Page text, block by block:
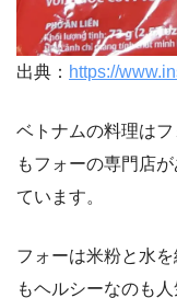
出典： https://
ベトナムの料理は
もフォーの専門店
ています。
フォーは米粉と水
もヘルシーなのも人